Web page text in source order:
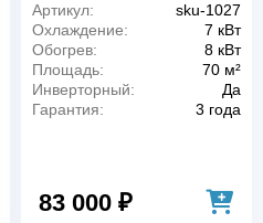
Артикул:
sku-1027
Охлаждение:
7 кВт
Обогрев:
8 кВт
Площадь:
70 м²
Инверторный:
Да
Гарантия:
3 года
83 000 ₽